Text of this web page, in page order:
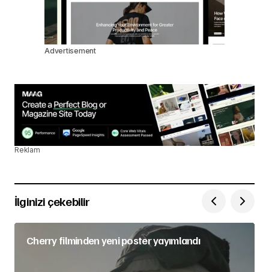
Advertisement
Reklam
İlginizi çekebilir
Cherry filminden yeni poster yayımlandı